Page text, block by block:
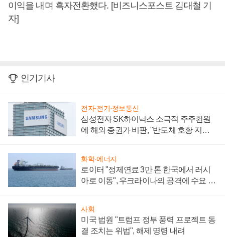
이익을 내며 흑자전환했다. [비즈니스포스트 김대철 기
자]
인기기사
전자·전기·정보통신
삼성전자 SK하이닉스 소극적 주주환원
에 해외 증권가 비판, "반도체 호황 지속
화학·에너지
로이터 "정제연료 3만 톤 한국에서 러시
아로 이동", 우크라이나의 공격에 수요 늘
사회
미국 법원 "트럼프 정부 풍력 프로젝트 동
결 조치는 위법", 해제 명령 내려